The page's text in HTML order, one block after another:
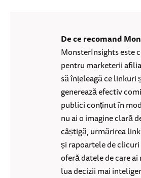
De ce recomand
MonsterInsights este
pentru marketerii
să înțeleagă ce linkuri
generează efectiv
publici conținut în
nu ai o imagine clară
câștigă, urmărirea
și rapoartele de clicuri
oferă datele de care
lua decizii mai